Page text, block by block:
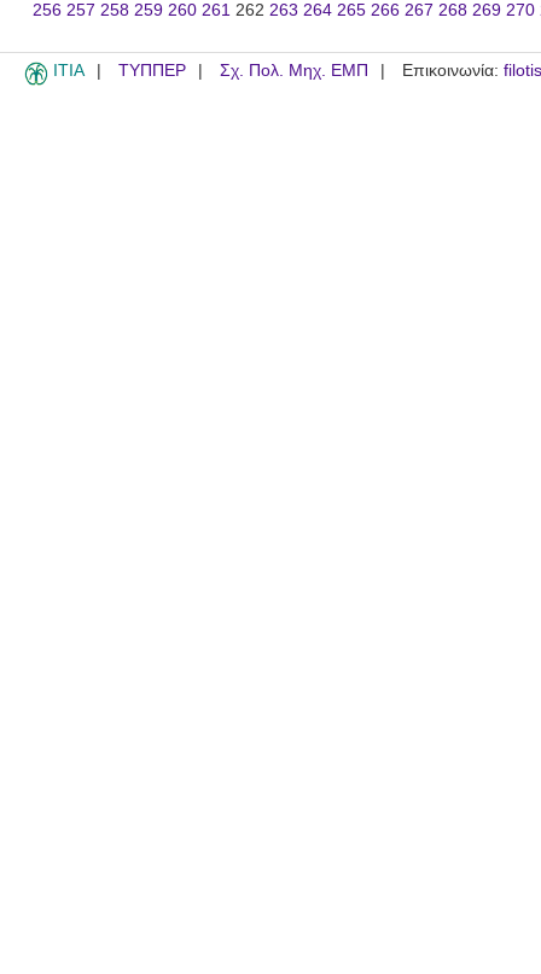
256 257 258 259 260 261 262 263 264 265 266 267 268 269 270
ITIA ΤΥΠΠΕΡ Σχ. Πολ. Μηχ. ΕΜΠ Επικοινωνία: